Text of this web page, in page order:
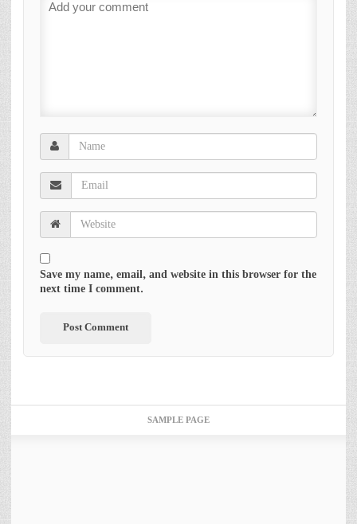
Save my name, email, and website in this browser for the
next time I comment.
SAMPLE PAGE